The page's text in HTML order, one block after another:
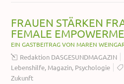
FRAUEN STÄRKEN
FEMALE
EIN GASTBEITRAG VON MAREN
Redaktion DASGESUNDMAGAZIN
Lebenshilfe, Magazin, Psychologie
Zukunft